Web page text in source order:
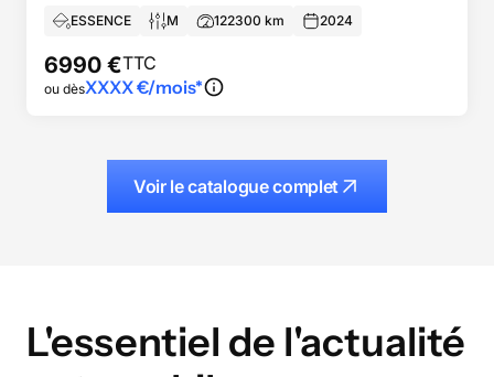
ESSENCE M 122300 km 2024
6990 €TTC
ou dèsXXXX€/mois*
Voir le catalogue complet
L'essentiel de l'actualité